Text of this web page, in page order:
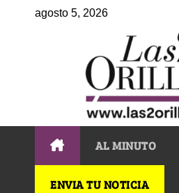
agosto 5, 2026
AL MINUTO
ENVIA TU NOTICIA